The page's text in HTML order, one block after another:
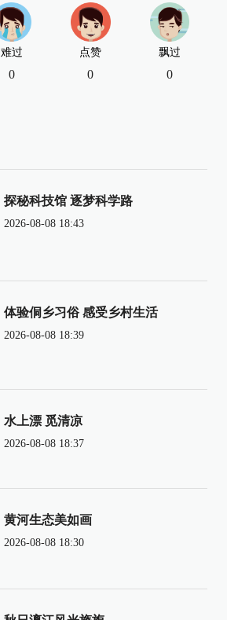
难过
0
点赞
0
飘过
0
探秘科技馆 逐梦科学路
2026-08-08 18:43
体验侗乡习俗 感受乡村生活
2026-08-08 18:39
水上漂 觅清凉
2026-08-08 18:37
黄河生态美如画
2026-08-08 18:30